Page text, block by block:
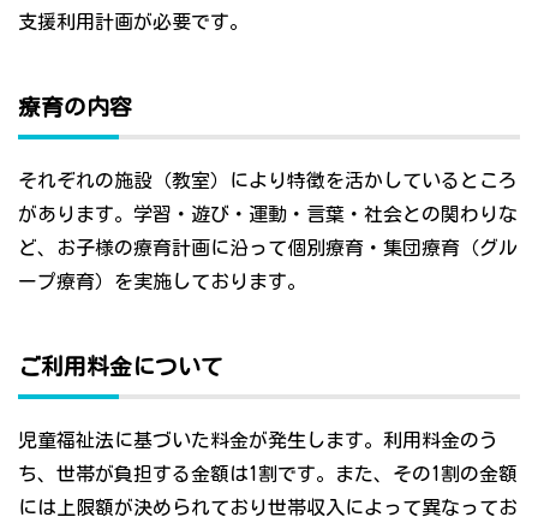
支援利用計画が必要です。
療育の内容
それぞれの施設（教室）により特徴を活かしているところ
があります。学習・遊び・運動・言葉・社会との関わりな
ど、お子様の療育計画に沿って個別療育・集団療育（グル
ープ療育）を実施しております。
ご利用料金について
児童福祉法に基づいた料金が発生します。利用料金のう
ち、世帯が負担する金額は1割です。また、その1割の金額
には上限額が決められており世帯収入によって異なってお